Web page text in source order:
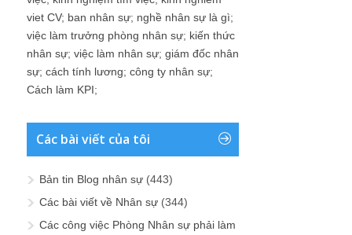
viet CV; ban nhân sự; nghề nhân sự là gì;
việc làm trưởng phòng nhân sự; kiến thức
nhân sự; việc làm nhân sự; giám đốc nhân
sự; cách tính lương; công ty nhân sự;
Cách làm KPI;
Các bài viết của tôi
Bản tin Blog nhân sự (443)
Các bài viết về Nhân sự (344)
Các công việc Phòng Nhân sự phải làm